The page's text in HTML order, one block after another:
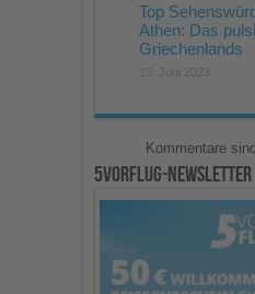
Top
Athen: Das
Griechenlands
13. Juni 2023
Kommentare
5vorFlug-Newsletter